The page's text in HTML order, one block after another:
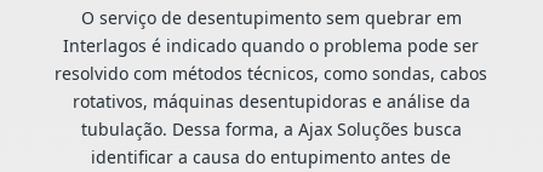
O serviço de desentupimento sem quebrar em
Interlagos é indicado quando o problema pode ser
resolvido com métodos técnicos, como sondas, cabos
rotativos, máquinas desentupidoras e análise da
tubulação. Dessa forma, a Ajax Soluções busca
identificar a causa do entupimento antes de